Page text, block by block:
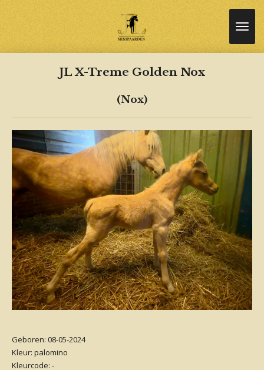
JL X-Treme Golden Nox
(Nox)
Geboren: 08-05-2024
Kleur: palomino
Kleurcode: -